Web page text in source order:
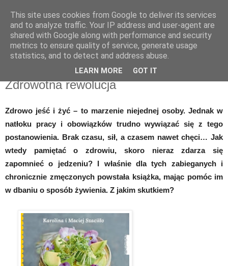
Recenzje na widelcu
Portal kulturalny - książki, recenzje, inspiracje, konkursy.
wtorek, 14 czerwca 2016
Zdrowotna rewolucja
Zdrowo jeść i żyć – to marzenie niejednej osoby. Jednak w
natłoku pracy i obowiązków trudno wywiązać się z tego
postanowienia. Brak czasu, sił, a czasem nawet chęci… Jak
wtedy pamiętać o zdrowiu, skoro nieraz zdarza się
zapomnieć o jedzeniu? I właśnie dla tych zabieganych i
chronicznie zmęczonych powstała książka, mając pomóc im
w dbaniu o sposób żywienia. Z jakim skutkiem?
This site uses cookies from Google to deliver its services
and to analyze traffic. Your IP address and user-agent are
shared with Google along with performance and security
metrics to ensure quality of service, generate usage
statistics, and to detect and address abuse.
LEARN MORE GOT IT